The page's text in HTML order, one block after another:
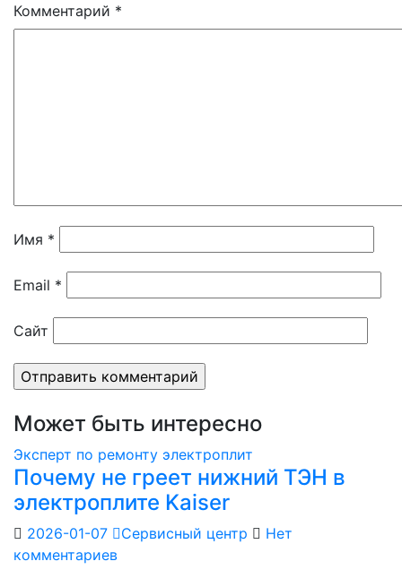
Комментарий *
Имя *
Email *
Сайт
Может быть интересно
Эксперт по ремонту электроплит
Почему не греет нижний ТЭН в
электроплите Kaiser
2026-01-07 Сервисный центр
Нет
комментариев